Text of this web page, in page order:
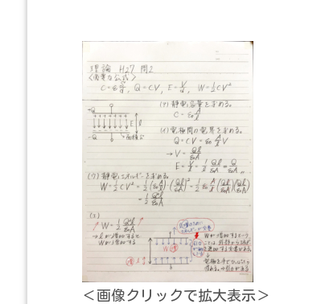
＜画像クリックで拡大表示＞